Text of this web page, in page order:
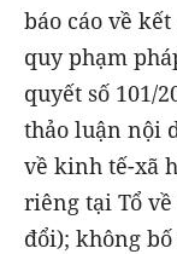
báo cáo về
quy phạm
quyết số 101/
thảo luận nội
về kinh tế-xã
riêng tại Tổ
đổi); không